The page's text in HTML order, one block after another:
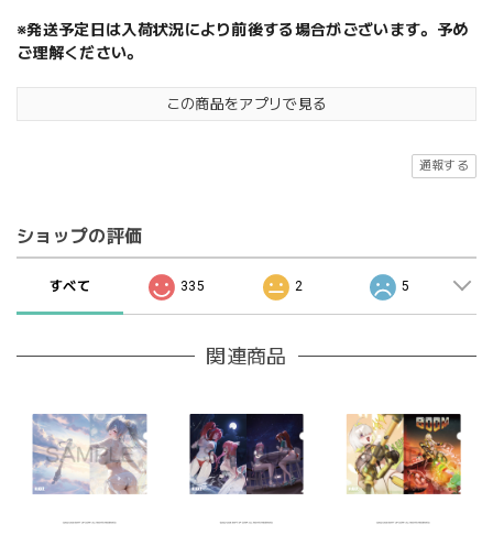
※発送予定日は入荷状況により前後する場合がございます。予め
ご理解ください。
この商品をアプリで見る
通報する
ショップの評価
すべて 335 2 5
関連商品